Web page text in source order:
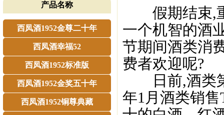
产品名称
西凤酒1952金尊二十年
西凤酒幸福52
西凤酒1952标准版
西凤酒1952金奖五十年
西凤酒1952铜尊典藏
假期结束,重
一个机智的酒
节期间酒类消
费者欢迎呢?
日前,酒类第
年1月酒类销